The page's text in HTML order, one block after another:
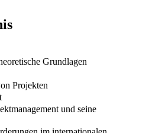
Grundlagen
Projekten
und seine